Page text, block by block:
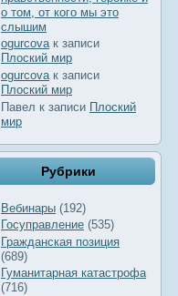
о том, от кого мы это
слышим
ogurcovaк записи
Плоский мир
ogurcova к записи
Плоский мир
Павел к записи Плоский
мир
Рубрики
Вебинары (192)
Госуправление (535)
Гражданская позиция
(689)
Гуманитарная катастрофа
(716)